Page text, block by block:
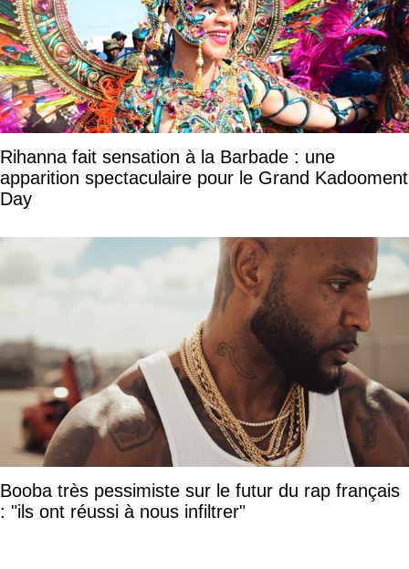
Rihanna fait sensation à la Barbade : une
apparition spectaculaire pour le Grand Kadooment
Day
Booba très pessimiste sur le futur du rap français
: "ils ont réussi à nous infiltrer"